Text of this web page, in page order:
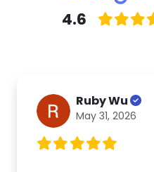
4.6
Ruby Wu
May 31, 2026